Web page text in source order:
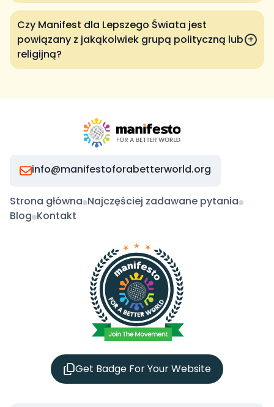
Czy Manifest dla Lepszego Świata jest
powiązany z jakąkolwiek grupą polityczną lub
religijną?
+
info@manifestoforabetterworld.org
Strona główna Najczęściej zadawane pytania
Blog Kontakt
Get Badge For Your Website